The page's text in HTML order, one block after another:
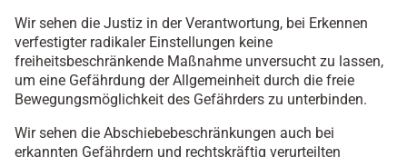
Wir sehen die Justiz in der Verantwortung, bei Erkennen
verfestigter radikaler Einstellungen keine
freiheitsbeschränkende Maßnahme unversucht zu lassen,
um eine Gefährdung der Allgemeinheit durch die freie
Bewegungsmöglichkeit des Gefährders zu unterbinden.
Wir sehen die Abschiebebeschränkungen auch bei
erkannten Gefährdern und rechtskräftig verurteilten